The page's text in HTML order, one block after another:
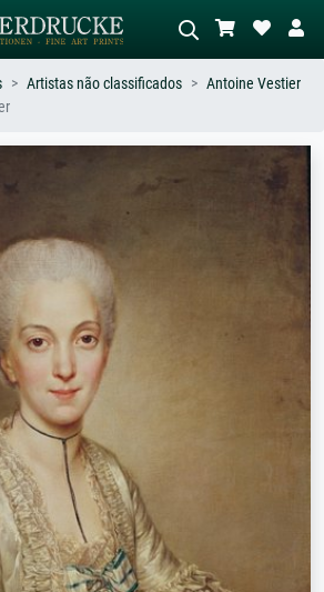
abstrato com muito vermelho, pintura
Artistas não classificados
Antoine Vestier